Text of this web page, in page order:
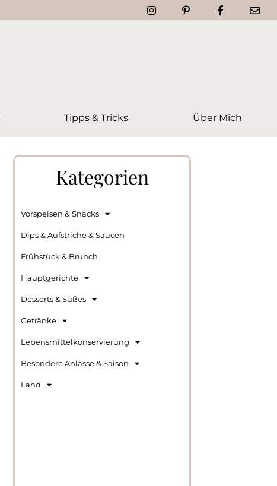
Tipps & Tricks Über Mich
Kategorien
Vorspeisen & Snacks
Dips & Aufstriche & Saucen
Frühstück & Brunch
Hauptgerichte
Desserts & Süßes
Getränke
Lebensmittelkonservierung
Besondere Anlässe & Saison
Land